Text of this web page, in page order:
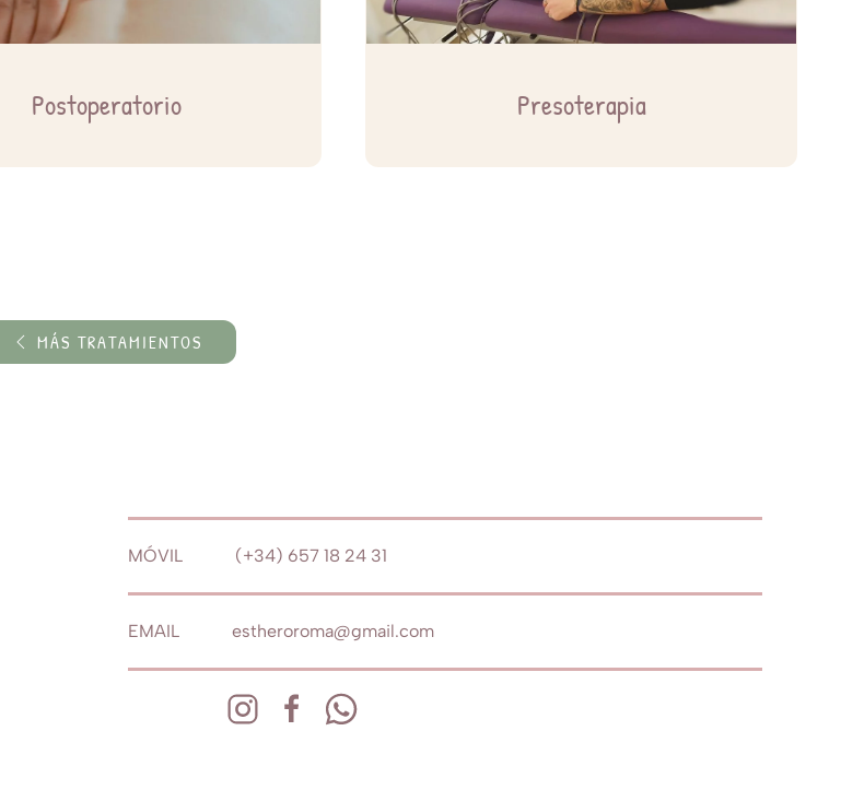
Postoperatorio Presoterapia
MÁS TRATAMIENTOS
MÓVIL (+34) 657 18 24 31
EMAIL estheroroma@gmail.com